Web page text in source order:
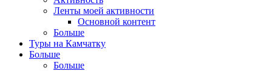
Ленты моей активности
Основной контент
Больше
Туры на Камчатку
Больше
Больше